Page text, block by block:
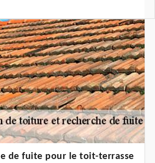
de fuite pour le toit-terrasse